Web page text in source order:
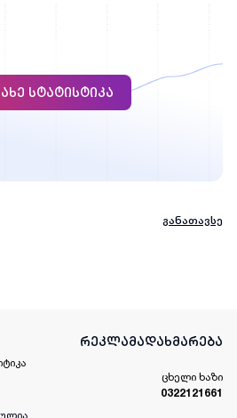
ᲡᲢᲐᲢᲘᲡᲢᲘᲙᲐ
განათავსე
რეკლამადახმარება
ცხელი ხაზი
0322121661